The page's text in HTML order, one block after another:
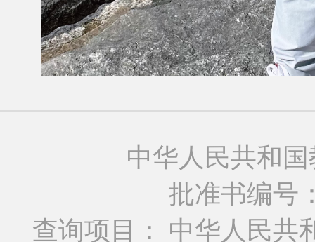
中华人民共和
批准书编号
查询项目： 中华人民共